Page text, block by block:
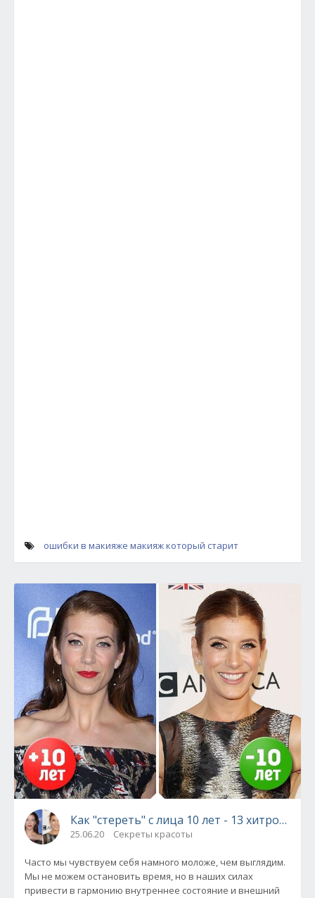
ошибки в макияже макияж который старит
Как "стереть" с лица 10 лет - 13 хитростей
25.06.20 Секреты красоты
Часто мы чувствуем себя намного моложе, чем выглядим.
Мы не можем остановить время, но в наших силах
привести в гармонию внутреннее состояние и внешний